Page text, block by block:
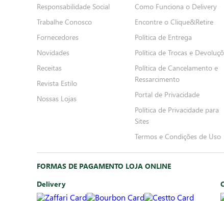
Responsabilidade Social
Trabalhe Conosco
Fornecedores
Novidades
Receitas
Revista Estilo
Nossas Lojas
Como Funciona o Delivery
Encontre o Clique&Retire
Política de Entrega
Política de Trocas e
Política de Cancelamento e
Ressarcimento
Portal de Privacidade
Política de Privacidade para
Sites
Termos e Condições de Uso
FORMAS DE PAGAMENTO LOJA ONLINE
Delivery